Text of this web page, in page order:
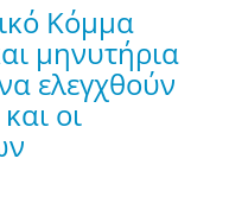
Κόμμα
μηνυτήρια
ελεγχθούν
οι